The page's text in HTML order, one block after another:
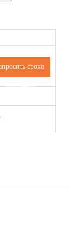
сроки
поставки